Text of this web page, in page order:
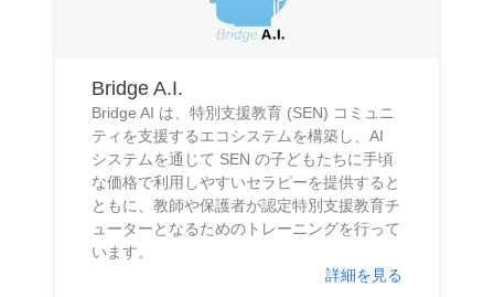
Bridge A.I.
Bridge AI は、特別支援教育 (SEN) コミュニ
ティを支援するエコシステムを構築し、AI
システムを通じて SEN の子どもたちに手頃
な価格で利用しやすいセラピーを提供すると
ともに、教師や保護者が認定特別支援教育チ
ューターとなるためのトレーニングを行って
います。
詳細を見る